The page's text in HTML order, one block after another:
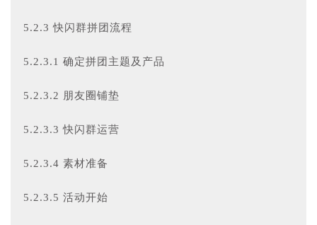
5.2.3 快闪群拼团流程
5.2.3.1 确定拼团主题及产品
5.2.3.2 朋友圈铺垫
5.2.3.3 快闪群运营
5.2.3.4 素材准备
5.2.3.5 活动开始